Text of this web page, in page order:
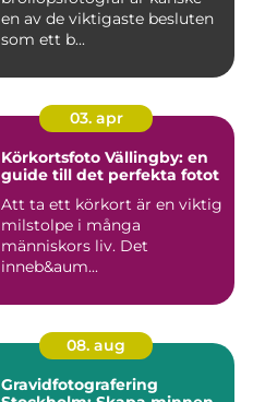
en av de viktigaste besluten
som ett b...
03. apr
Körkortsfoto Vällingby: en
guide till det perfekta fotot
Att ta ett körkort är en viktig
milstolpe i många
människors liv. Det
inneb&aum...
08. aug
Gravidfotografering